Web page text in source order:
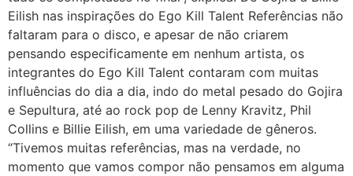
Eilish nas inspirações do Ego Kill Talent Referências não
faltaram para o disco, e apesar de não criarem
pensando especificamente em nenhum artista, os
integrantes do Ego Kill Talent contaram com muitas
influências do dia a dia, indo do metal pesado do Gojira
e Sepultura, até ao rock pop de Lenny Kravitz, Phil
Collins e Billie Eilish, em uma variedade de gêneros.
“Tivemos muitas referências, mas na verdade, no
momento que vamos compor não pensamos em alguma